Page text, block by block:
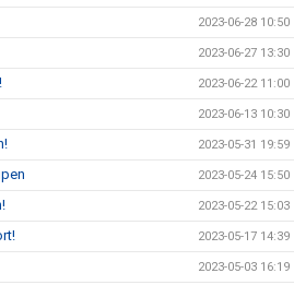
2023-06-28 10:50
2023-06-27 13:30
2023-06-22 11:00
2023-06-13 10:30
2023-05-31 19:59
2023-05-24 15:50
2023-05-22 15:03
2023-05-17 14:39
2023-05-03 16:19